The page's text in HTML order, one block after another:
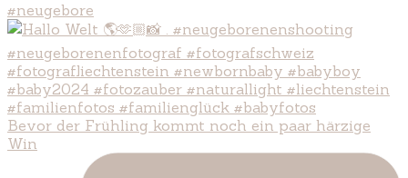
#neugebore
Bevor der Frühling kommt noch ein paar härzige
Win